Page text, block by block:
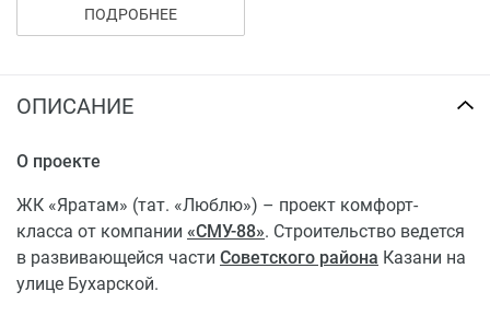
велопарковки у каждого подъезда;
зеленую зону;
Реализация проекта будет вестись в три очереди.
Квартирография включает варианты от студий до 3-
комнатных. Планировки удобные и современные.
ПОДРОБНЕЕ
ОПИСАНИЕ
О проекте
ЖК «Яратам» (тат. «Люблю») – проект комфорт-
класса от компании «СМУ-88». Строительство ведется
в развивающейся части Советского района Казани на
улице Бухарской.